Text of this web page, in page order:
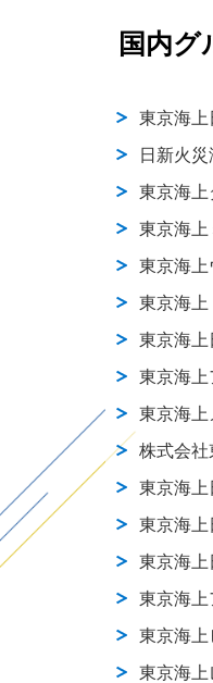
国内グ
東京海上
日新火
東京海上
東京海上
東京海上
東京海上
東京海上
東京海上
東京海上
株式会社
東京海上
東京海上
東京海上
東京海上
東京海上
東京海上